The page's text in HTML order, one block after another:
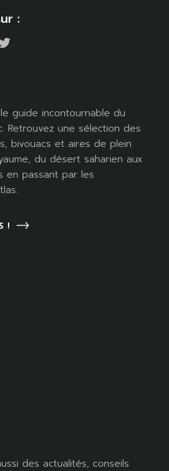
:
guide incontournable du
Retrouvez une sélection des
bivouacs et aires de plein
du désert saharien aux
en passant par les
!
des actualités, conseils